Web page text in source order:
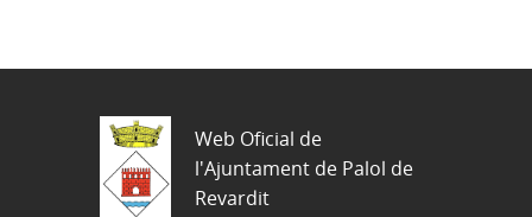
Web Oficial de
l'Ajuntament de Palol de
Revardit